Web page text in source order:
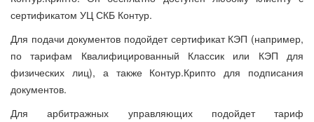
сертификатом УЦ СКБ Контур.
Для подачи документов подойдет сертификат КЭП (например,
по тарифам Квалифицированный Классик или КЭП для
физических лиц), а также Контур.Крипто для подписания
документов.
Для арбитражных управляющих подойдет тариф